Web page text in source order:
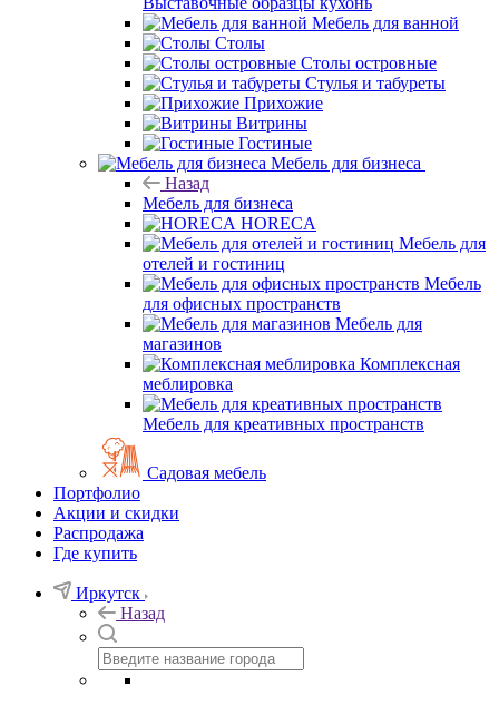
Мебель для ванной
Столы
Столы островные
Стулья и табуреты
Прихожие
Витрины
Гостиные
Мебель для бизнеса
Назад
Мебель для бизнеса
HORECA
Мебель для
отелей и гостиниц
Мебель
для офисных пространств
Мебель для
магазинов
Комплексная
меблировка
Мебель для креативных пространств
Садовая мебель
Портфолио
Акции и скидки
Распродажа
Где купить
Иркутск
Назад